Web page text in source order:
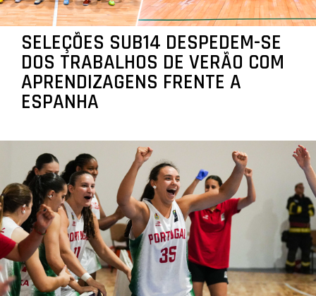
SELEÇÕES SUB14 DESPEDEM-SE
DOS TRABALHOS DE VERÃO COM
APRENDIZAGENS FRENTE A
ESPANHA